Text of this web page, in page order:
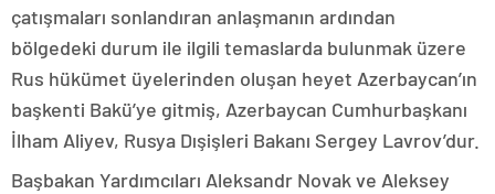
çatışmaları sonlandıran anlaşmanın ardından
bölgedeki durum ile ilgili temaslarda bulunmak üzere
Rus hükümet üyelerinden oluşan heyet Azerbaycan’ın
başkenti Bakü’ye gitmiş, Azerbaycan Cumhurbaşkanı
İlham Aliyev, Rusya Dışişleri Bakanı Sergey Lavrov’dur.
Başbakan Yardımcıları Aleksandr Novak ve Aleksey